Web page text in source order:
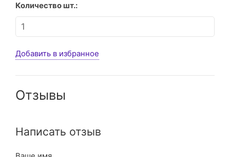
Количество шт.:
Добавить в избранное
Отзывы
Написать отзыв